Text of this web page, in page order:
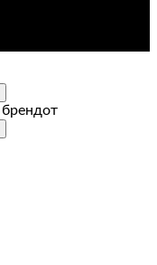
брендот